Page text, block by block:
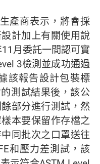
產商表示，將會採
計加上有關使用說
月委託一間認可實
3檢測並成功通過
該報告設計包裝標
測試結果後，該公
部分進行測試，然
本要保留作存檔之
同批次之口罩送往
和壓力差測試，該